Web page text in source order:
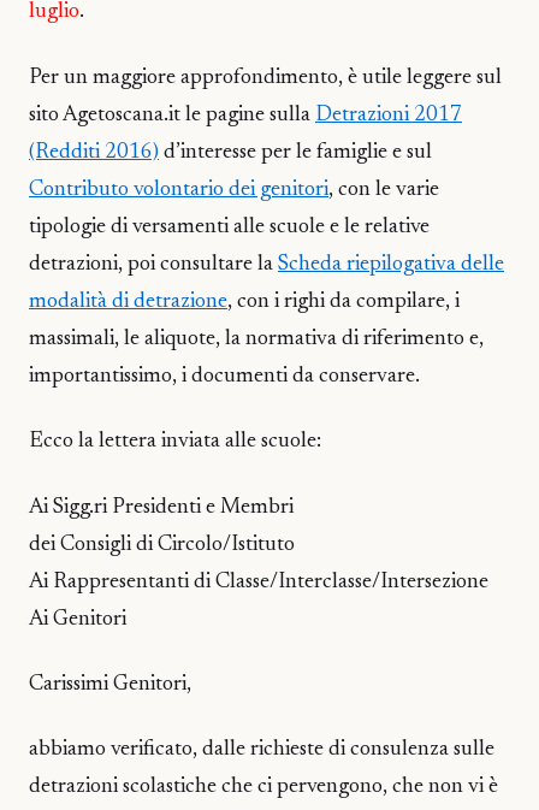
luglio.
Per un maggiore approfondimento, è utile leggere sul
sito Agetoscana.it le pagine sulla Detrazioni 2017
(Redditi 2016) d’interesse per le famiglie e sul
Contributo volontario dei genitori, con le varie
tipologie di versamenti alle scuole e le relative
detrazioni, poi consultare la Scheda riepilogativa delle
modalità di detrazione, con i righi da compilare, i
massimali, le aliquote, la normativa di riferimento e,
importantissimo, i documenti da conservare.
Ecco la lettera inviata alle scuole:
Ai Sigg.ri Presidenti e Membri
dei Consigli di Circolo/Istituto
Ai Rappresentanti di Classe/Interclasse/Intersezione
Ai Genitori
Carissimi Genitori,
abbiamo verificato, dalle richieste di consulenza sulle
detrazioni scolastiche che ci pervengono, che non vi è